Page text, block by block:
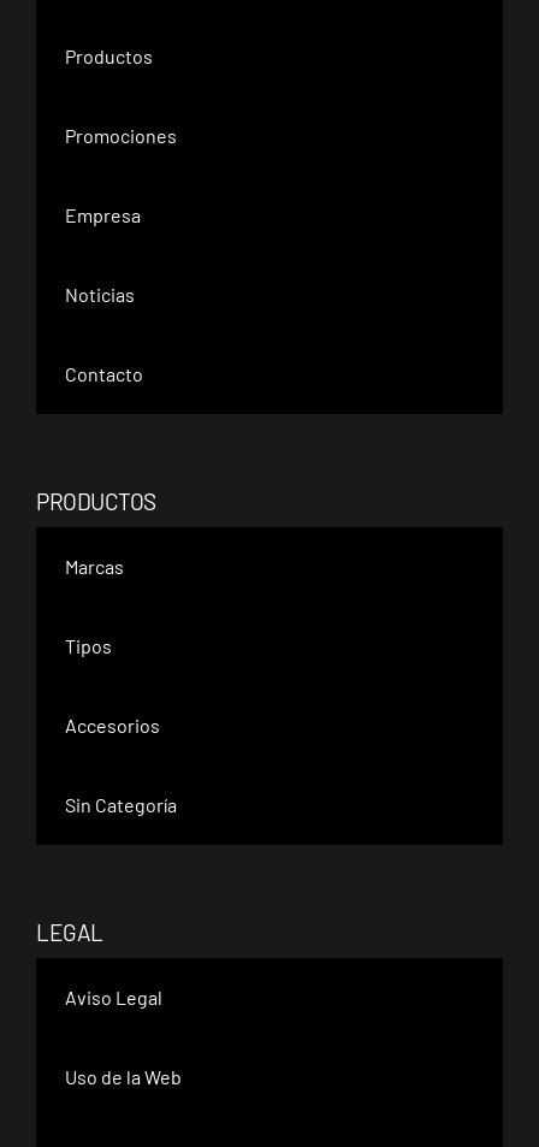
Productos
Promociones
Empresa
Noticias
Contacto
PRODUCTOS
Marcas
Tipos
Accesorios
Sin Categoría
LEGAL
Aviso Legal
Uso de la Web